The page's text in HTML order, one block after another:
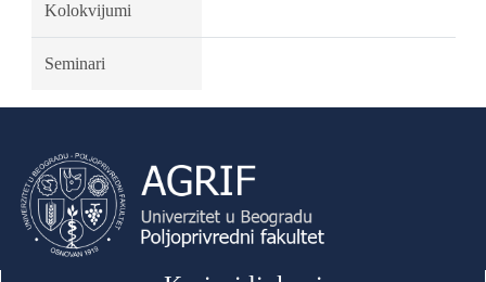
Kolokvijumi
Seminari